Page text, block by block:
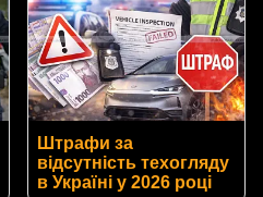
Штрафи за
відсутність техогляду
в Україні у 2026 році